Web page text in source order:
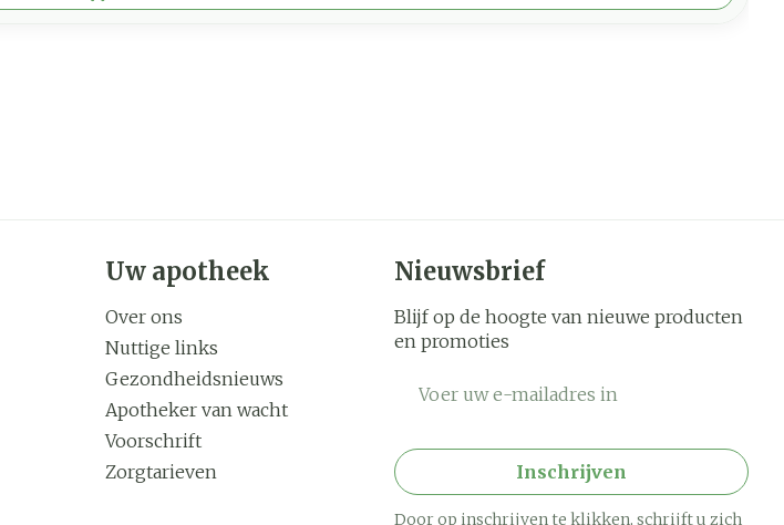
Uw apotheek
Over ons
Nuttige links
Gezondheidsnieuws
Apotheker van wacht
Voorschrift
Zorgtarieven
Nieuwsbrief
Blijf op de hoogte van nieuwe producten
en promoties
Inschrijven
Door op inschrijven te klikken, schrijft u zich